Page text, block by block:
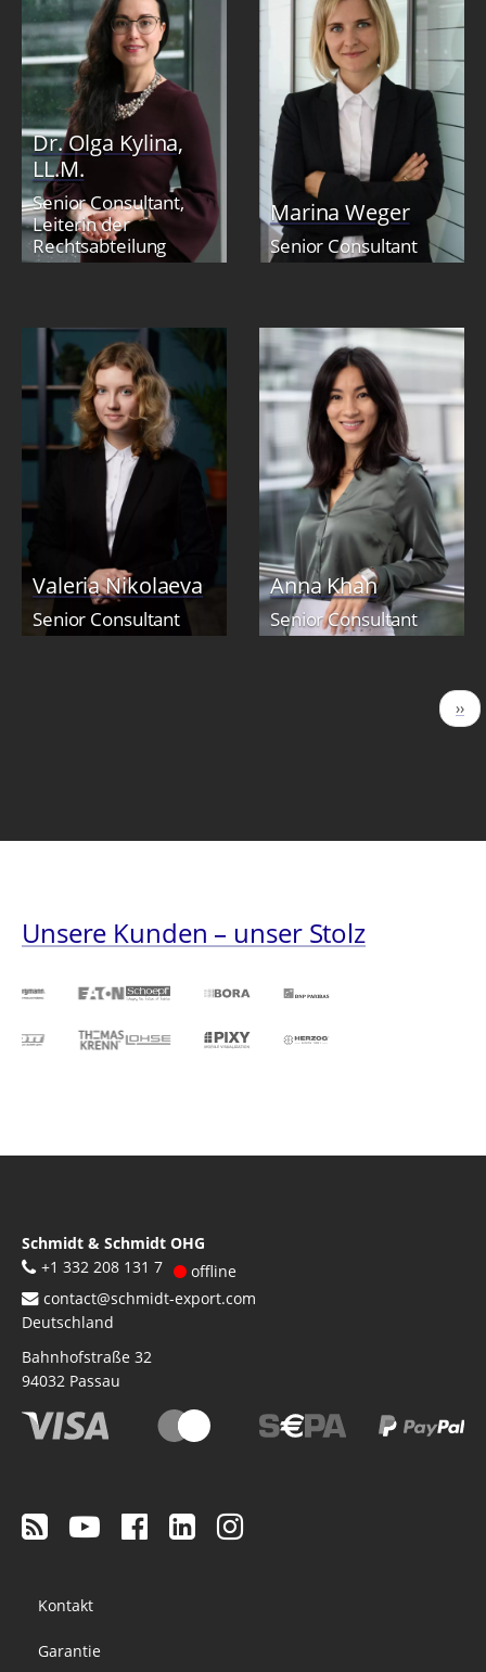
Dr. Olga Kylina,
LL.M.
Senior Consultant,
Leiterin der
Rechtsabteilung
Marina Weger
Senior Consultant
Valeria Nikolaeva
Senior Consultant
Anna Khan
Senior Consultant
››
Unsere Kunden – unser Stolz
Schmidt & Schmidt OHG
+1 332 208 131 7
offline
contact@schmidt-export.com
Deutschland
Bahnhofstraße 32
94032 Passau
menu
Kontakt
Garantie